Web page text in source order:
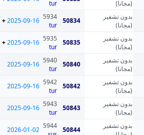
(مجانا)
tur
بدون تشفير
(مجانا)
50834
5934
tur
2025-09-16
+
بدون تشفير
(مجانا)
50835
5935
tur
2025-09-16
+
بدون تشفير
(مجانا)
50840
5940
tur
2025-09-16
بدون تشفير
(مجانا)
50842
5942
tur
2025-09-16
بدون تشفير
(مجانا)
50843
5943
tur
2025-09-16
بدون تشفير
50844
5944
2026-01-02